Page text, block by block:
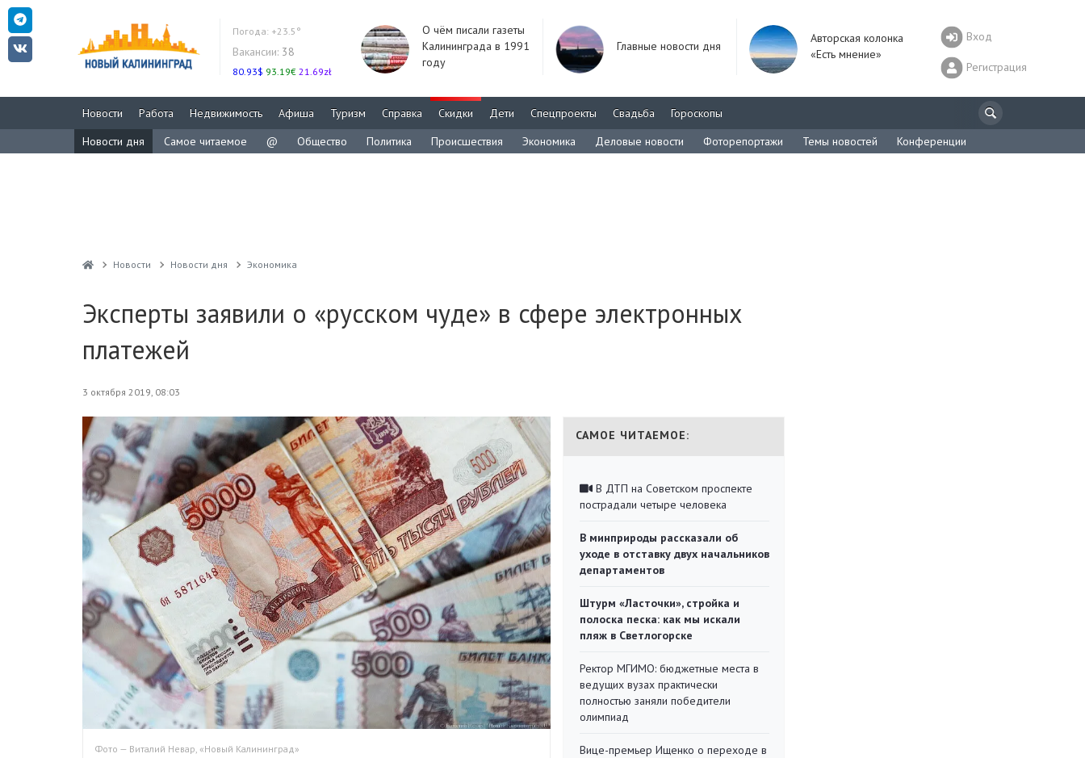
Погода: +23.5°
Вакансии: 38
80.93$ 93.19€ 21.69zł
О чём писали газеты
Калининграда в 1991
году
Главные новости дня
Авторская колонка
«Есть мнение»
Вход
Регистрация
Новости Работа Недвижимость Афиша Туризм Справка Скидки Дети Спецпроекты Свадьба
Гороскопы
Новости дня
Самое читаемое @ Общество Политика Происшествия Экономика Деловые новости Фоторепортажи Темы новостей Конференции
Новости Новости дня Экономика
Эксперты заявили о «русском чуде» в сфере электронных
платежей
3 октября 2019, 08:03
Фото — Виталий Невар, «Новый Калининград»
САМОЕ ЧИТАЕМОЕ:
В ДТП на Советском проспекте
пострадали четыре человека
В минприроды рассказали об
уходе в отставку двух начальников
департаментов
Штурм «Ласточки», стройка и
полоска песка: как мы искали
пляж в Светлогорске
Ректор МГИМО: бюджетные места в
ведущих вузах практически
полностью заняли победители
олимпиад
Вице-премьер Ищенко о переходе в